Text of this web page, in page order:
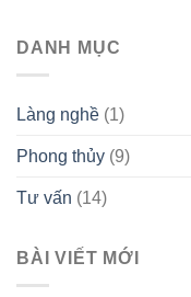
DANH MỤC
Làng nghề (1)
Phong thủy (9)
Tư vấn (14)
BÀI VIẾT MỚI